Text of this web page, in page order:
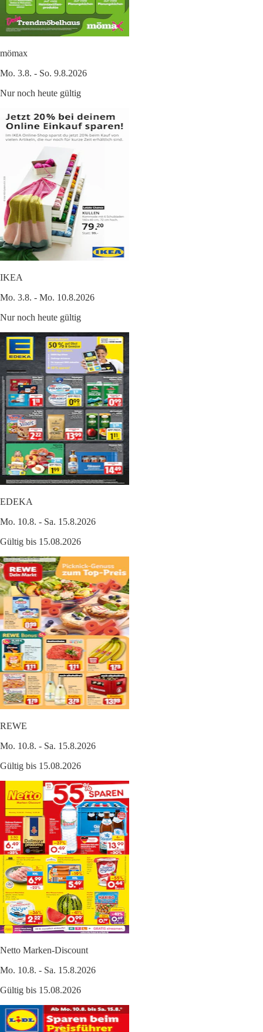
mömax
Mo. 3.8. - So. 9.8.2026
Nur noch heute gültig
IKEA
Mo. 3.8. - Mo. 10.8.2026
Nur noch heute gültig
EDEKA
Mo. 10.8. - Sa. 15.8.2026
Gültig bis 15.08.2026
REWE
Mo. 10.8. - Sa. 15.8.2026
Gültig bis 15.08.2026
Netto Marken-Discount
Mo. 10.8. - Sa. 15.8.2026
Gültig bis 15.08.2026